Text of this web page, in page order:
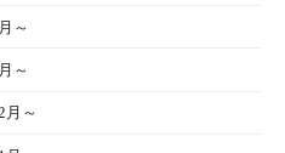
～
～
～